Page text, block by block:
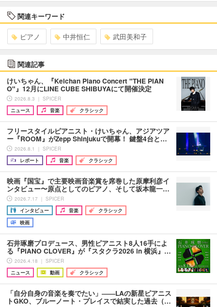
関連キーワード
ピアノ 中井恒仁 武田美和子
関連記事
けいちゃん、『Keichan Piano Concert "THE PIAN
O"』12月にLINE CUBE SHIBUYAにて開催決定
2026.8.3 ｜ SPICER
ニュース
音楽 クラシック
フリースタイルピアニスト・けいちゃん、アジアツア
ー『ROOM』がZepp Shinjukuで開幕！ 鍵盤4台と…
2026.8.1 ｜ SPICER
レポート
音楽 クラシック
映画『国宝』で主要映画音楽賞を席巻した原摩利彦イ
ンタビュー〜原点としてのピアノ、そして坂本龍一…
2026.7.17 ｜ SPICER
インタビュー
音楽
クラシック
映画
石井琢磨プロデュース、男性ピアニスト8人16手によ
る『PIANO CLOVER』が『スタクラ2026 in 横浜』…
2026.4.18 ｜ SPICER
ニュース
動画 クラシック
「自分自身の音楽を奏でたい」――LAの新星ピアニス
トGKO、ブルーノート・プレイスで結実した過去（…